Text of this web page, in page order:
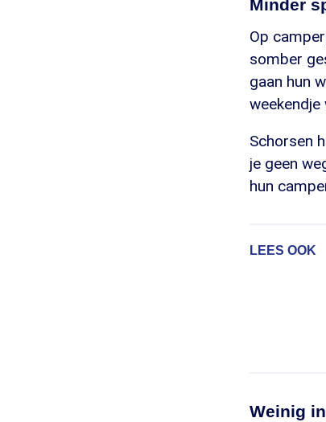
Minder
Op
somber
gaan hun
weekendje
Schorsen
je geen
hun
LEES OOK
Weinig